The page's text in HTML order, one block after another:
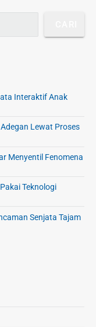
Interaktif Anak
Lewat Proses
Menyentil Fenomena
Teknologi
Senjata Tajam